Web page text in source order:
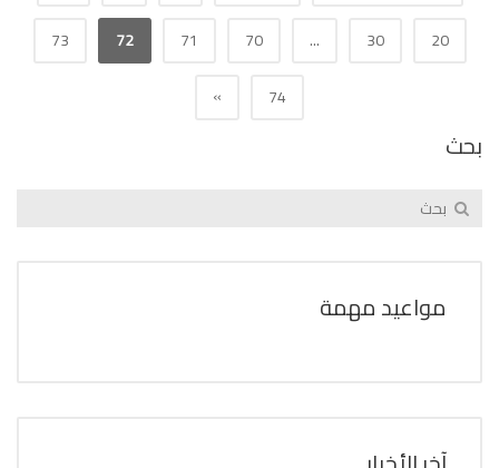
20
30
...
70
71
72
73
74
»
بحث
مواعيد مهمة